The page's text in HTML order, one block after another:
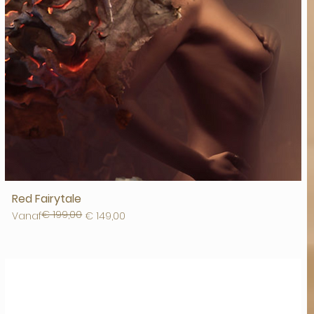
Red Fairytale
Vanaf
Normale prijs
€ 199,00 € 149,00
Verkoopprijs